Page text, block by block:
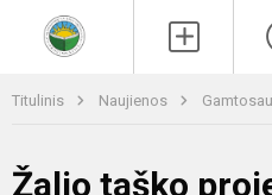
Titulinis Naujienos
Žalio taško